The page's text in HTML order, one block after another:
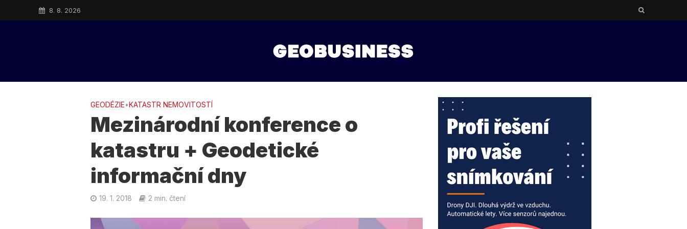
8. 8. 2026
GEODÉZIE•KATASTR NEMOVITOSTÍ
Mezinárodní konference o
katastru + Geodetické
informační dny
19. 1. 2018 2 min. čtení